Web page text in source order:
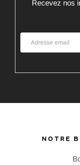
Recevez nos
NOTRE